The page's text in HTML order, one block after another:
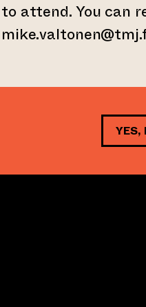
attend. You can
YES,